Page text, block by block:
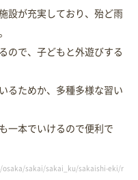
設が充実しており、殆ど雨
ので、子どもと外遊びする
るためか、多種多様な習い
一本でいけるので便利で
osaka/sakai/sakai_ku/sakaishi-eki/r